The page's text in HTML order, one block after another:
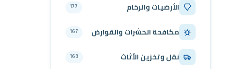
الأرضيات والرخام 177
مكافحة الحشرات والقوارض 167
نقل وتخزين الأثاث 163